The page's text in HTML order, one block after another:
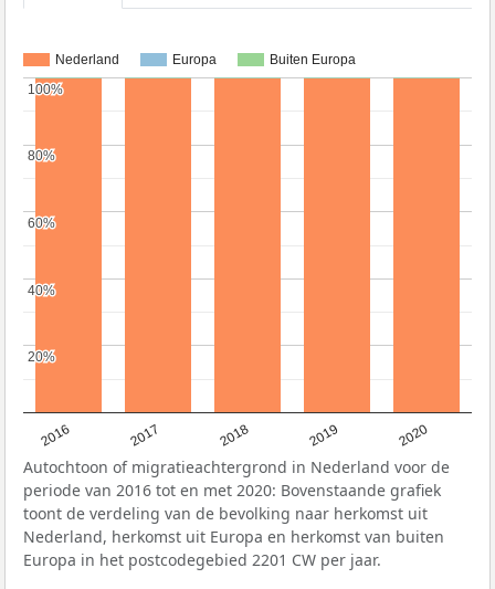
Nederland Europa Buiten Europa
2016 2017 2018 2019 2020
20%
20%
40%
40%
60%
60%
80%
80%
100%
100%
Autochtoon of migratieachtergrond in Nederland voor de
periode van 2016 tot en met 2020: Bovenstaande grafiek
toont de verdeling van de bevolking naar herkomst uit
Nederland, herkomst uit Europa en herkomst van buiten
Europa in het postcodegebied 2201 CW per jaar.